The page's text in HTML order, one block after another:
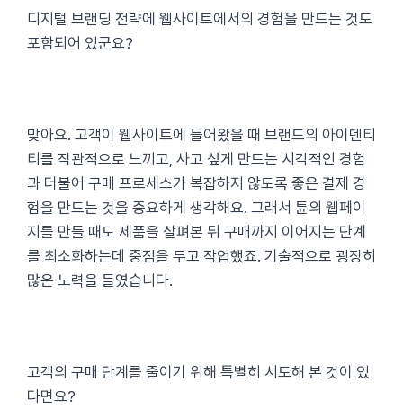
디지털 브랜딩 전략에 웹사이트에서의 경험을 만드는 것도
포함되어 있군요?
맞아요. 고객이 웹사이트에 들어왔을 때 브랜드의 아이덴티
티를 직관적으로 느끼고, 사고 싶게 만드는 시각적인 경험
과 더불어 구매 프로세스가 복잡하지 않도록 좋은 결제 경
험을 만드는 것을 중요하게 생각해요. 그래서 튠의 웹페이
지를 만들 때도 제품을 살펴본 뒤 구매까지 이어지는 단계
를 최소화하는데 중점을 두고 작업했죠. 기술적으로 굉장히
많은 노력을 들였습니다.
고객의 구매 단계를 줄이기 위해 특별히 시도해 본 것이 있
다면요?